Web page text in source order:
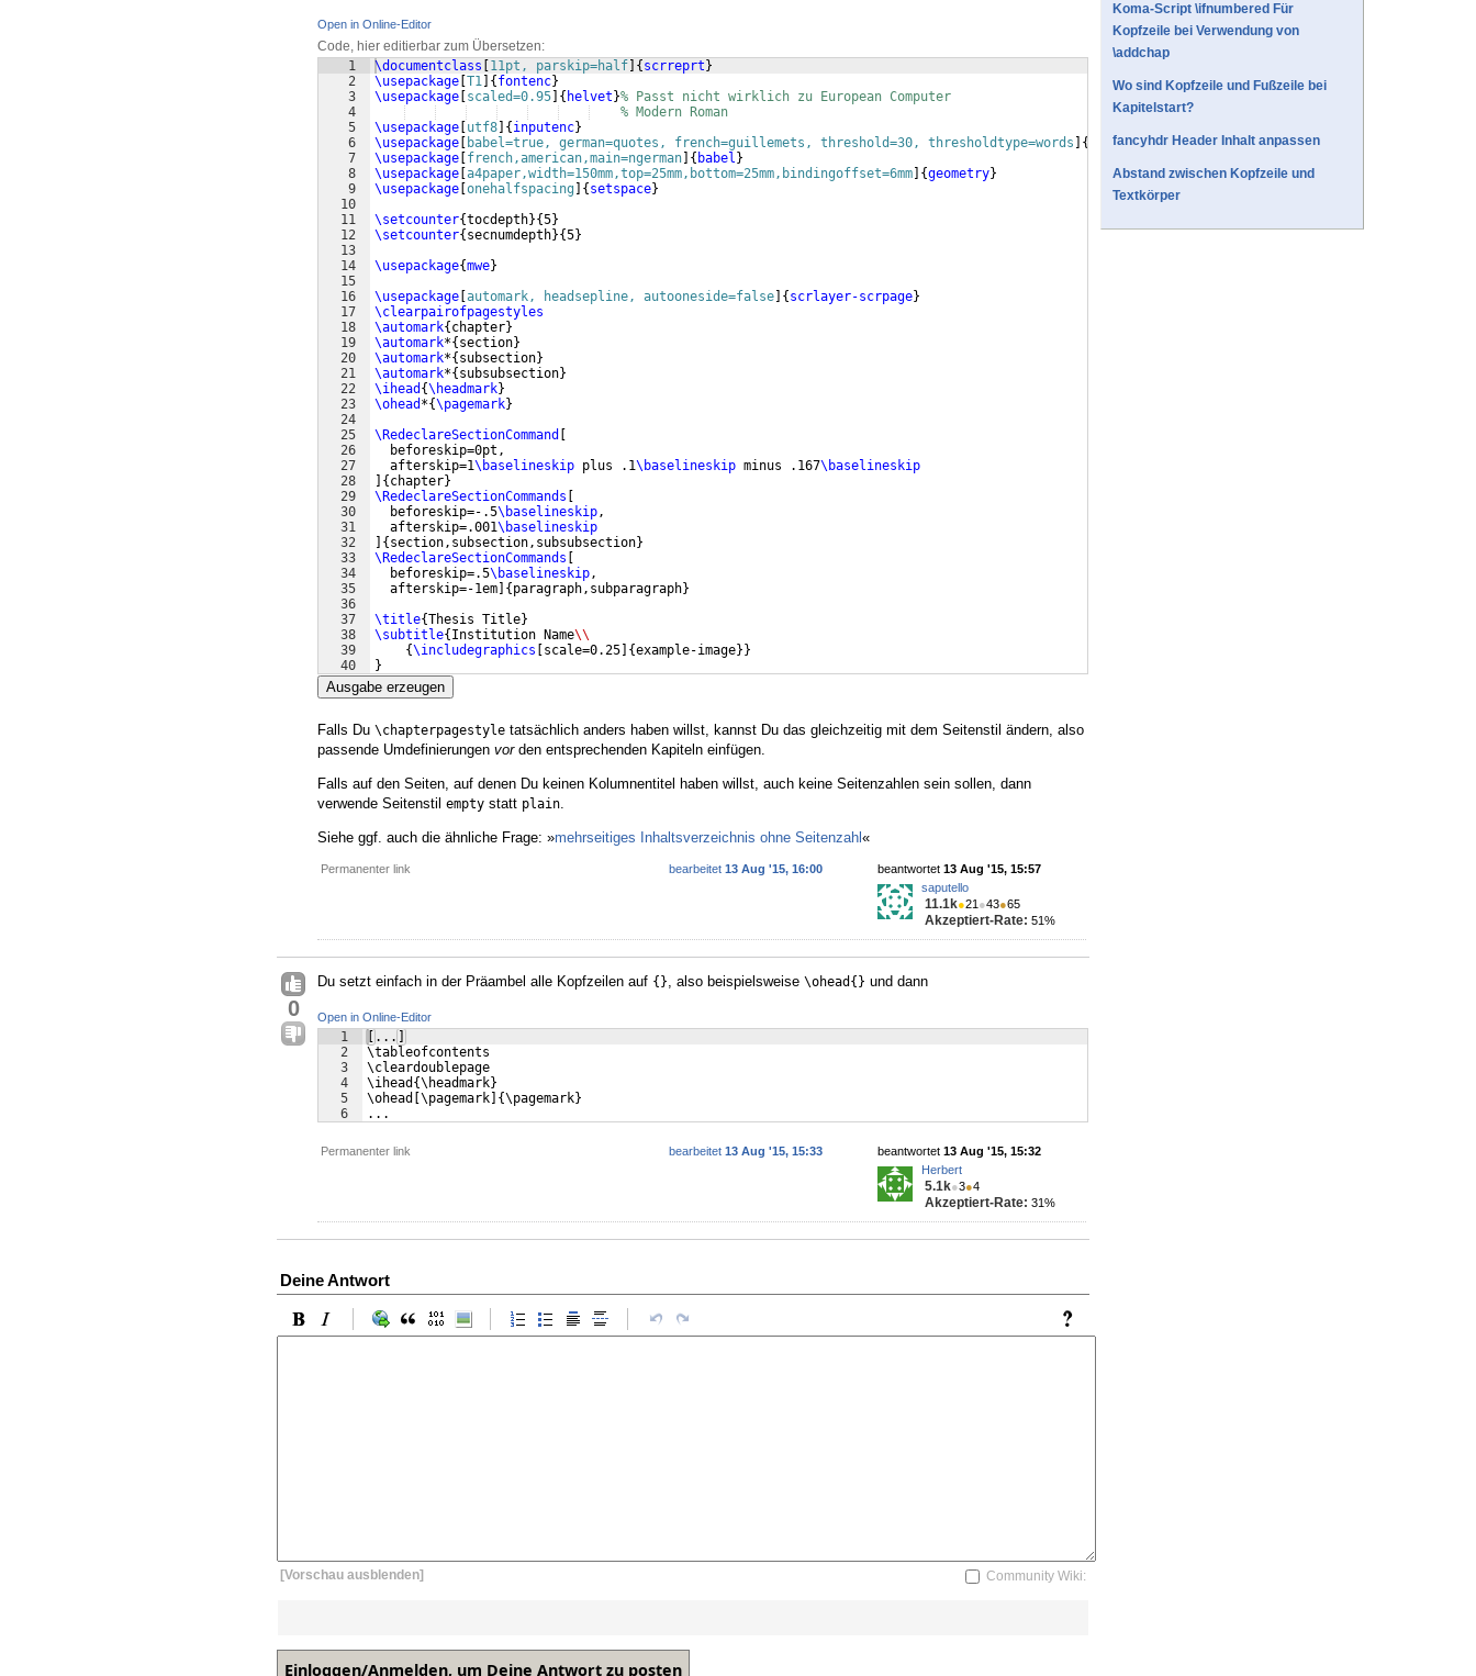
Open in Online-Editor
Code, hier editierbar zum Übersetzen:
1
2
3
4
5
6
7
8
9
10
11
12
13
14
15
16
17
18
19
20
21
22
23
24
25
26
27
28
29
30
31
32
33
34
35
36
37
38
39
40
41
\documentclass 11pt, parskip=half { scrreprt }
\usepackage T1 { fontenc}
\usepackage scaled=0.95 { helvet }% Passt nicht wirklich zu European Computer
% Modern Roman
\usepackage utf8 { inputenc}
\usepackage
babel=true, german=quotes, french=guillemets, threshold=30, thresholdtype=words { csquotes}
\usepackage french,american,main=ngerman { babel }
\usepackage a4paper,width=150mm,top=25mm,bottom=25mm,bindingoffset=6mm {geometry}
\usepackage onehalfspacing { setspace}
\setcounter{tocdepth}{5}
\setcounter{ secnumdepth}{5}
\usepackage{mwe}
\usepackage automark, headsepline, autooneside=false { scrlayer-scrpage}
\clearpairofpagestyles
\automark{ chapter}
\automark*{ section}
\automark*{ subsection}
\automark*{ subsubsection}
\ihead {\headmark}
\ohead *{\pagemark}
\RedeclareSectionCommand
  beforeskip=0pt,
  afterskip=1
\baselineskip plus .1\baselineskip minus .167\baselineskip
{ chapter}
\RedeclareSectionCommands
  beforeskip=-.5
\baselineskip,
  afterskip=.001
\baselineskip
{ section,subsection,subsubsection}
\RedeclareSectionCommands
  beforeskip=.5
\baselineskip,
  afterskip=-1em
{ paragraph,subparagraph}
\title{Thesis Title}
\subtitle{ Institution Name\\
{\includegraphics scale=0.25 {example-image}}
}
\author{Author Name
Ausgabe erzeugen
Falls Du \chapterpagestyle tatsächlich anders haben willst, kannst Du das gleichzeitig mit dem Seitenstil ändern, also
passende Umdefinierungen vorden entsprechenden Kapiteln einfügen.
Falls auf den Seiten, auf denen Du keinen Kolumnentitel haben willst, auch keine Seitenzahlen sein sollen, dann
verwende Seitenstil empty statt plain.
Siehe ggf. auch die ähnliche Frage: »mehrseitiges Inhaltsverzeichnis ohne Seitenzahl «
Permanenter link beantwortet 13 Aug '15, 15:57
saputello
11.1k●21 ●43●65
Akzeptiert-Rate: 51%
bearbeitet 13 Aug '15, 16:00
0
Du setzt einfach in der Präambel alle Kopfzeilen auf {}, also beispielsweise \ohead{} und dann
Open in Online-Editor
1
2
3
4
5
6
[...]
\tableofcontents
\cleardoublepage
\ihead{\headmark}
\ohead[\pagemark]{\pagemark}
...
Permanenter link beantwortet 13 Aug '15, 15:32
Herbert
5.1k●3●4
Akzeptiert-Rate: 31%
bearbeitet 13 Aug '15, 15:33
Deine Antwort
[Vorschau ausblenden] Community Wiki:
Koma-Script \ifnumbered Für
Kopfzeile bei Verwendung von
\addchap
Wo sind Kopfzeile und Fußzeile bei
Kapitelstart?
fancyhdr Header Inhalt anpassen
Abstand zwischen Kopfzeile und
Textkörper